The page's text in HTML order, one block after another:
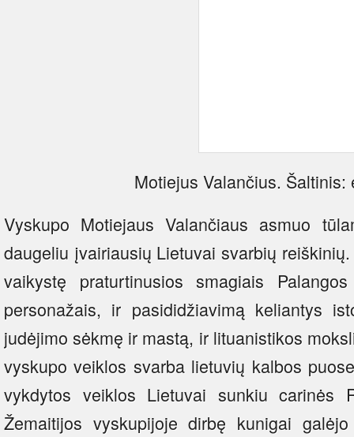
Motiejus Valančius. Šaltinis:
Vyskupo Motiejaus Valančiaus asmuo
daugeliu įvairiausių Lietuvai svarbių
vaikystę praturtinusios smagiais
personažais, ir pasididžiavimą keliantys
judėjimo sėkmę ir mastą, ir lituanistikos
vyskupo veiklos svarba lietuvių kalbos
vykdytos veiklos Lietuvai sunkiu carinės
Žemaitijos vyskupijoje dirbę kunigai